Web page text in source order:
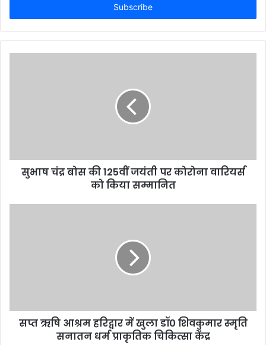
सुभाष चंद्र बोस की 125वीं जयंती पर कोरोना वारियर्स
को किया सम्मानित
सप्त ऋषि आश्रम हरिद्वार में खुला डॉ० शिवकुमार स्मृति
सनातन धर्म प्राकृतिक चिकित्सा केंद्र